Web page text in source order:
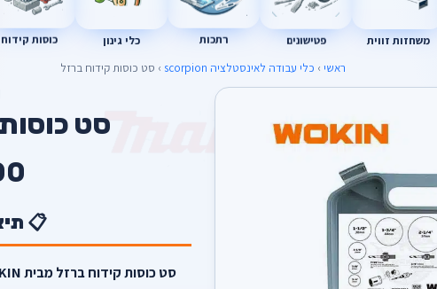
משחזות זווית פטישונים רתכות כלי גינון כוסות קידוח
ראשי › כלי עבודה לאינסטלציה scorpion › סט כוסות קידוח ברזל
סט
📋